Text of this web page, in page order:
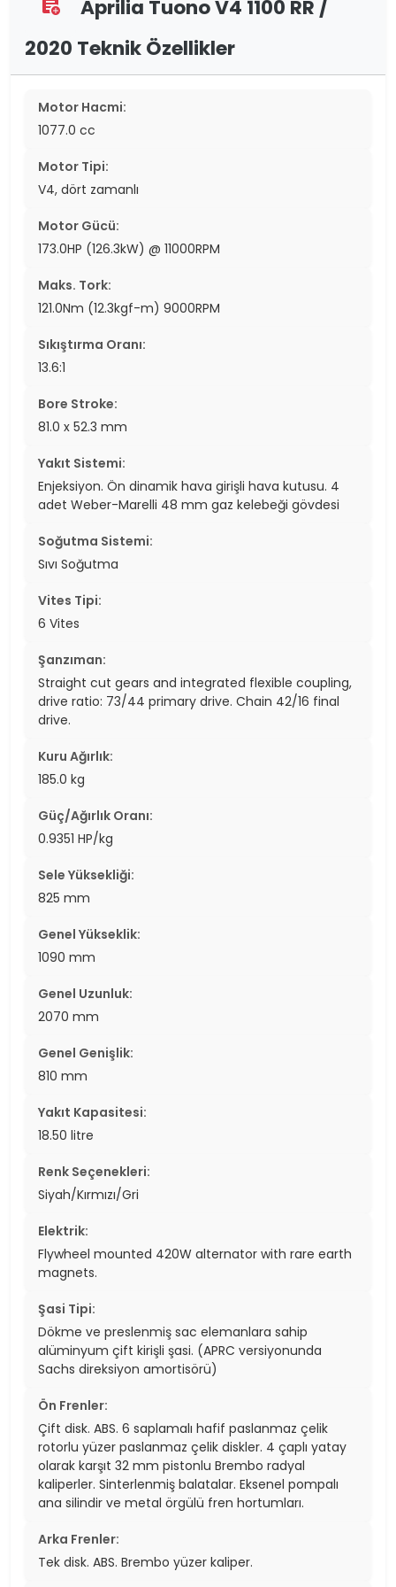
assignment_add
Aprilia Tuono V4 1100 RR /
2020 Teknik Özellikler
Motor Hacmi:
1077.0 cc
Motor Tipi:
V4, dört zamanlı
Motor Gücü:
173.0HP (126.3kW) @ 11000RPM
Maks. Tork:
121.0Nm (12.3kgf-m) 9000RPM
Sıkıştırma Oranı:
13.6:1
Bore Stroke:
81.0 x 52.3 mm
Yakıt Sistemi:
Enjeksiyon. Ön dinamik hava girişli hava kutusu. 4
adet Weber-Marelli 48 mm gaz kelebeği gövdesi
Soğutma Sistemi:
Sıvı Soğutma
Vites Tipi:
6 Vites
Şanzıman:
Straight cut gears and integrated flexible coupling,
drive ratio: 73/44 primary drive. Chain 42/16 final
drive.
Kuru Ağırlık:
185.0 kg
Güç/Ağırlık Oranı:
0.9351 HP/kg
Sele Yüksekliği:
825 mm
Genel Yükseklik:
1090 mm
Genel Uzunluk:
2070 mm
Genel Genişlik:
810 mm
Yakıt Kapasitesi:
18.50 litre
Renk Seçenekleri:
Siyah/Kırmızı/Gri
Elektrik:
Flywheel mounted 420W alternator with rare earth
magnets.
Şasi Tipi:
Dökme ve preslenmiş sac elemanlara sahip
alüminyum çift kirişli şasi. (APRC versiyonunda
Sachs direksiyon amortisörü)
Ön Frenler:
Çift disk. ABS. 6 saplamalı hafif paslanmaz çelik
rotorlu yüzer paslanmaz çelik diskler. 4 çaplı yatay
olarak karşıt 32 mm pistonlu Brembo radyal
kaliperler. Sinterlenmiş balatalar. Eksenel pompalı
ana silindir ve metal örgülü fren hortumları.
Arka Frenler:
Tek disk. ABS. Brembo yüzer kaliper.